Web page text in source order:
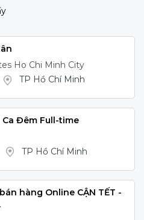
Ho Chi Minh City
TP Hồ Chí Minh
Ca Đêm Full-time
TP Hồ Chí Minh
hàng Online CẬN TẾT -